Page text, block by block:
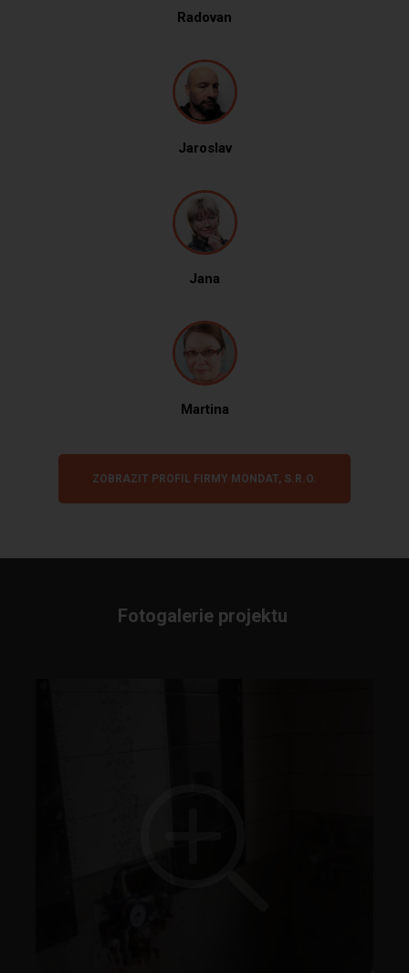
Radovan
Jaroslav
Jana
Martina
ZOBRAZIT PROFIL FIRMY MONDAT, S.R.O.
Fotogalerie projektu